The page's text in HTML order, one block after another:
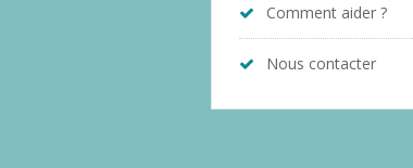
Comment aider ?
Nous contacter